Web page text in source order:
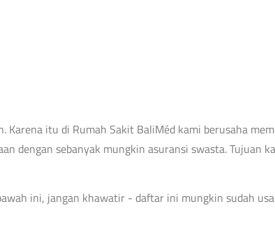
Karena itu di Rumah Sakit BaliMéd kami berusaha
dengan sebanyak mungkin asuransi swasta. Tujuan
ini, jangan khawatir - daftar ini mungkin sudah